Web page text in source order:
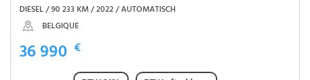
DIESEL / 90 233 KM / 2022 / AUTOMATISCH
BELGIQUE
36 990 €